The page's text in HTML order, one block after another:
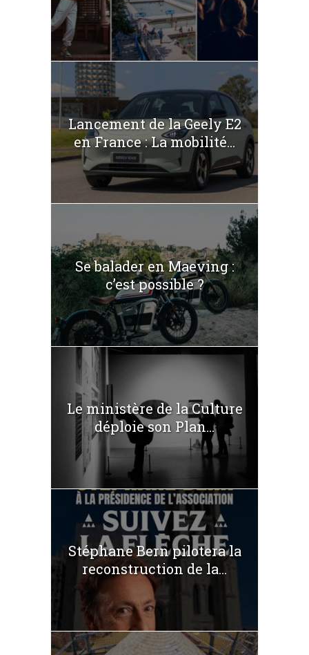
Lancement de la Geely E2
en France : La mobilité...
Se balader en Maeving :
c’est possible ?
Le ministère de la Culture
déploie son Plan...
Stéphane Bern pilotera la
reconstruction de la...